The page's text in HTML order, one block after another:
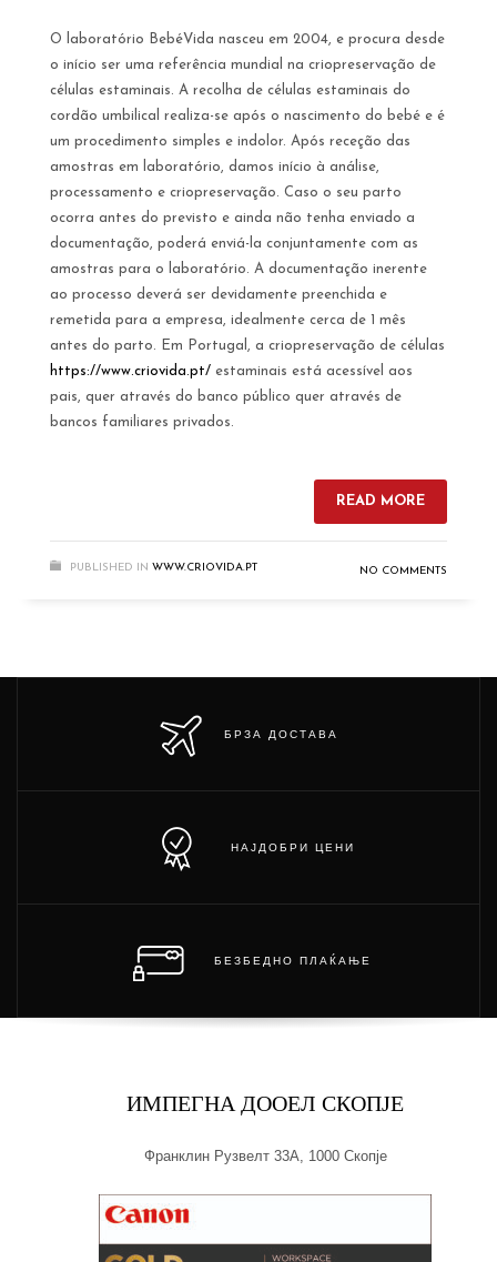
O laboratório BebéVida nasceu em 2004, e procura desde
o início ser uma referência mundial na criopreservação de
células estaminais. A recolha de células estaminais do
cordão umbilical realiza-se após o nascimento do bebé e é
um procedimento simples e indolor. Após receção das
amostras em laboratório, damos início à análise,
processamento e criopreservação. Caso o seu parto
ocorra antes do previsto e ainda não tenha enviado a
documentação, poderá enviá-la conjuntamente com as
amostras para o laboratório. A documentação inerente
ao processo deverá ser devidamente preenchida e
remetida para a empresa, idealmente cerca de 1 mês
antes do parto. Em Portugal, a criopreservação de células
https://www.criovida.pt/ estaminais está acessível aos
pais, quer através do banco público quer através de
bancos familiares privados.
READ MORE
PUBLISHED IN WWW.CRIOVIDA.PT NO COMMENTS
БРЗА ДОСТАВА
НАЈДОБРИ ЦЕНИ
БЕЗБЕДНО ПЛАЌАЊЕ
ИМПЕГНА ДООЕЛ СКОПЈЕ
Франклин Рузвелт 33А, 1000 Скопје